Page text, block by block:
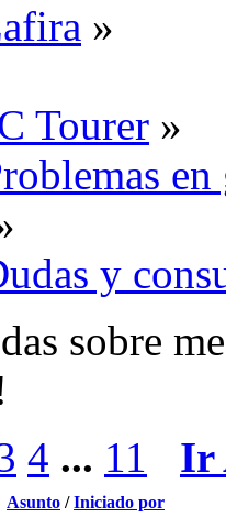
»
Tourer »
y
sobre
4 ... 11 Ir
Asunto /Iniciado por